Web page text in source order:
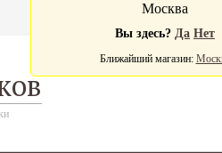
Москва
Вы здесь? Да Нет
Ближайший магазин: